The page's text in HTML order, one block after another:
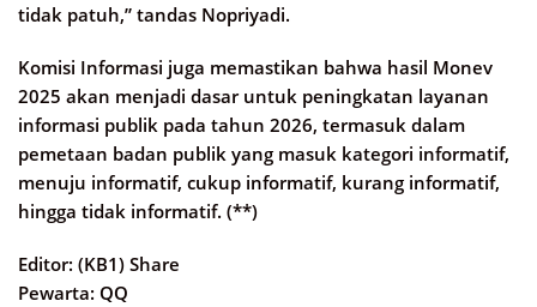
tidak patuh,” tandas Nopriyadi.
Komisi Informasi juga memastikan bahwa hasil Monev
2025 akan menjadi dasar untuk peningkatan layanan
informasi publik pada tahun 2026, termasuk dalam
pemetaan badan publik yang masuk kategori informatif,
menuju informatif, cukup informatif, kurang informatif,
hingga tidak informatif. (**)
Editor: (KB1) Share
Pewarta: QQ